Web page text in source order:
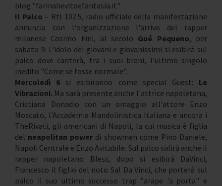
blog "farinalievitoefantasia.it".
Il Palco – Rtl 102.5, radio ufficiale della manifestazione
annuncia con l'organizzazione l'arrivo del rapper
milanese Cosimo Fini, al secolo Gué Pequeno, per
sabato 9. L'idolo dei giovani e giovanissimi si esibirà sul
palco dove canterà, tra i suoi brani, l'ultimo singolo
inedito "Come se fosse normale".
Mercoledì 6 si esibiranno come special Guest: Le
Vibrazioni. Ma sarà presente anche l'attrice napoletana,
Cristiana Donadio con un omaggio all'attore Enzo
Moscato, l'Accademia Mandolinistica Italiana e ancora i
TheRivati, gli americani di Napoli, la cui musica è figlia
del neapolitan power di showmen come Pino Daniele,
Napoli Centrale e Enzo Avitabile. Sul palco salirà anche il
rapper napoletano Bless, dopo si esibirà DaVinci,
Francesco il figlio del noto Sal Da Vinci, che porterà sul
palco il suo ultimo successo trap "arape 'a porta" e